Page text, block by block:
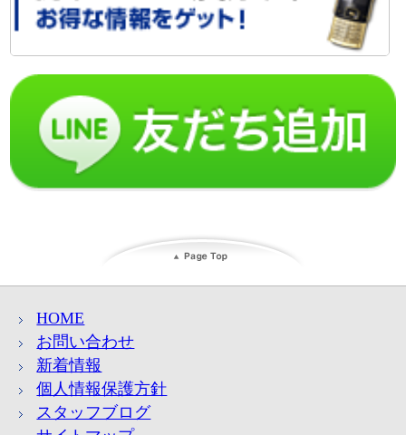
HOME
お問い合わせ
新着情報
個人情報保護方針
スタッフブログ